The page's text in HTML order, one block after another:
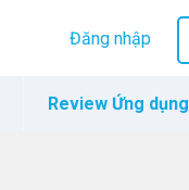
Đăng nhập
Review Ứng dụng